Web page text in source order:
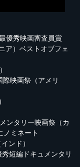
優秀映画審査員賞
ア）ベストオブフェ
映画祭（アメリ
ンタリー映画祭（カ
ノミネート
ンド）
短編ドキュメンタリ